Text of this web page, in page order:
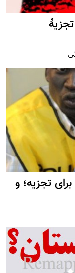
تجزیه؛ و